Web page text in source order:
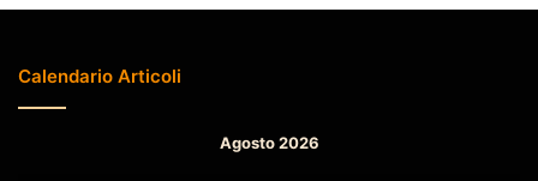
Calendario Articoli
Agosto 2026